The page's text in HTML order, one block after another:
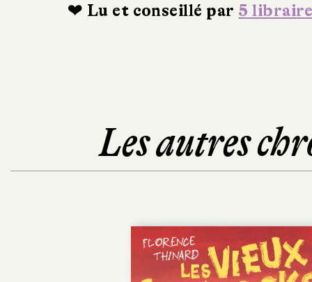
❤ Lu et conseillé par 5
Les autres